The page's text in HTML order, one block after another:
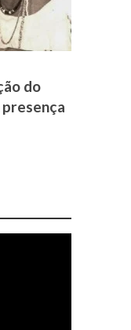
do
presença